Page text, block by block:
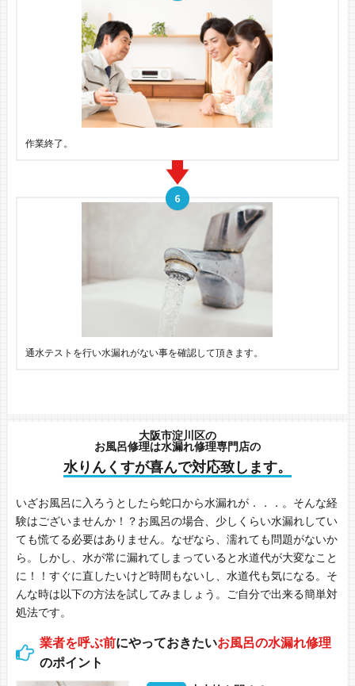
作業終了。
通水テストを行い水漏れがない事を確認して頂きます。
大阪市淀川区の
お風呂修理は水漏れ修理専門店の
水りんくすが喜んで対応致します。
いざお風呂に入ろうとしたら蛇口から水漏れが．．．。そんな経
験はございませんか！？お風呂の場合、少しくらい水漏れしてい
ても慌てる必要はありません。なぜなら、濡れても問題がないか
ら。しかし、水が常に漏れてしまっていると水道代が大変なこと
に！！すぐに直したいけど時間もないし、水道代も気になる。そ
んな時は以下の方法を試してみましょう。ご自分で出来る簡単対
処法です。
業者を呼ぶ前にやっておきたいお風呂の水漏れ修理
のポイント